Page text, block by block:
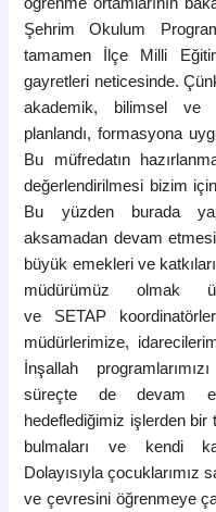
öğrenme ortamlarının
Şehrim Okulum
tamamen İlçe Milli
gayretleri neticesinde.
akademik, bilimsel ve
planlandı, formasyona
Bu müfredatın
değerlendirilmesi bizim
Bu yüzden burada
aksamadan devam
büyük emekleri ve
müdürümüz olmak
ve SETAP
müdürlerimize,
İnşallah
süreçte de devam
hedeflediğimiz işlerden bir
bulmaları ve kendi
Dolayısıyla çocuklarımız
ve çevresini öğrenmeye